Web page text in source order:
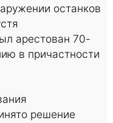
останков
арестован 70-
в причастности
решение